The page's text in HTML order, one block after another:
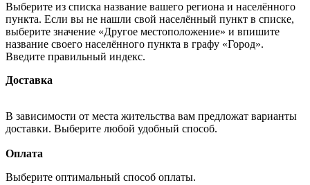
Выберите из списка название вашего региона и населённого
пункта. Если вы не нашли свой населённый пункт в списке,
выберите значение «Другое местоположение» и впишите
название своего населённого пункта в графу «Город».
Введите правильный индекс.
Доставка
В зависимости от места жительства вам предложат варианты
доставки. Выберите любой удобный способ.
Оплата
Выберите оптимальный способ оплаты.